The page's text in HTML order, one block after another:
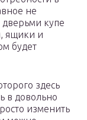
не
дверьми купе
ящики и
будет
здесь
в довольно
изменить